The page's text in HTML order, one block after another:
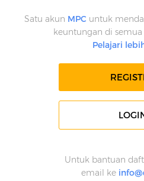
Satu akun MPC untuk
keuntungan di semua
Pelajari
Untuk bantuan
email ke